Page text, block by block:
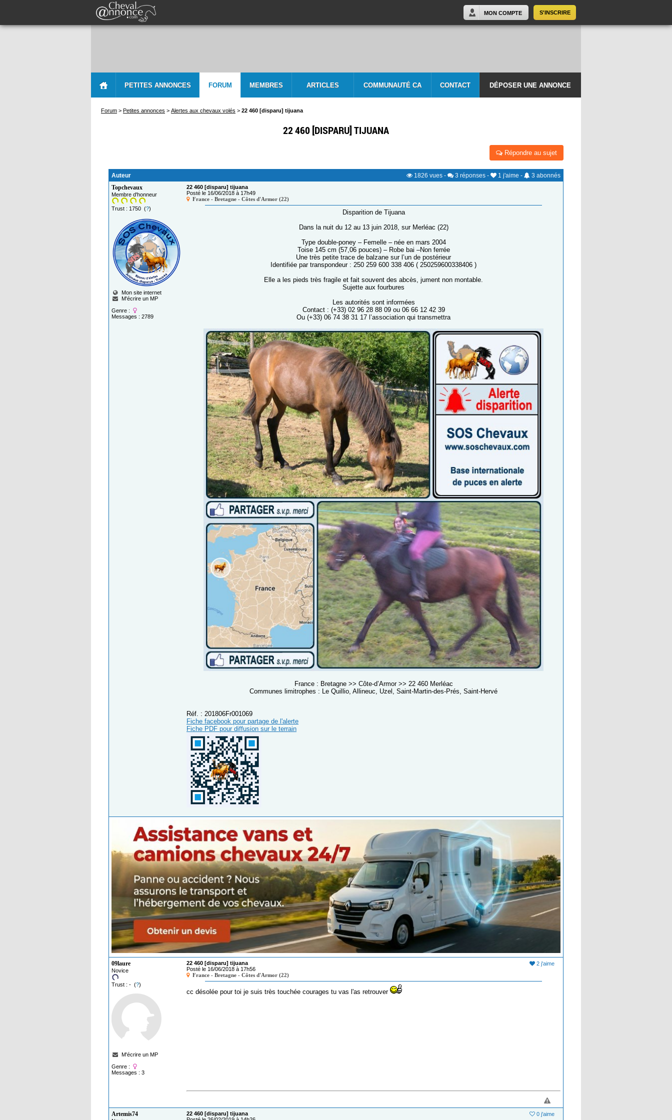
S'INSCRIRE
MON COMPTE
PETITES ANNONCES FORUM MEMBRES ARTICLES COMMUNAUTÉ CA CONTACT DÉPOSER UNE ANNONCE
Forum > Petites annonces > Alertes aux chevaux volés > 22 460 [disparu] tijuana
22 460 [DISPARU] TIJUANA
Répondre au sujet
Auteur 1826 vues - 3 réponses - 1 j'aime - 3 abonnés
Topchevaux
Membre d'honneur
Trust : 1750 (?)
Mon site internet
M'écrire un MP
Genre :
Messages : 2789
22 460 [disparu] tijuana
Posté le 16/06/2018 à 17h49
France - Bretagne - Côtes d'Armor (22)
Disparition de Tijuana
Dans la nuit du 12 au 13 juin 2018, sur Merléac (22)
Type double-poney – Femelle – née en mars 2004
Toise 145 cm (57,06 pouces) – Robe bai –Non ferrée
Une très petite trace de balzane sur l’un de postérieur
Identifiée par transpondeur : 250 259 600 338 406 ( 250259600338406 )
Elle a les pieds très fragile et fait souvent des abcès, jument non montable.
Sujette aux fourbures
Les autorités sont informées
Contact : (+33) 02 96 28 88 09 ou 06 66 12 42 39
Ou (+33) 06 74 38 31 17 l’association qui transmettra
France : Bretagne >> Côte-d’Armor >> 22 460 Merléac
Communes limitrophes : Le Quillio, Allineuc, Uzel, Saint-Martin-des-Prés, Saint-Hervé
Réf. : 201806Fr001069
Fiche facebook pour partage de l'alerte
Fiche PDF pour diffusion sur le terrain
09laure
Novice
Trust : - (?)
M'écrire un MP
Genre :
Messages : 3
2 j'aime
22 460 [disparu] tijuana
Posté le 16/06/2018 à 17h56
France - Bretagne - Côtes d'Armor (22)
cc désolée pour toi je suis très touchée courages tu vas l'as retrouver
Artemis74 0 j'aime
22 460 [disparu] tijuana